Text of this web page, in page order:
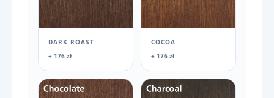
DARK ROAST
+ 176 zł
COCOA
+ 176 zł